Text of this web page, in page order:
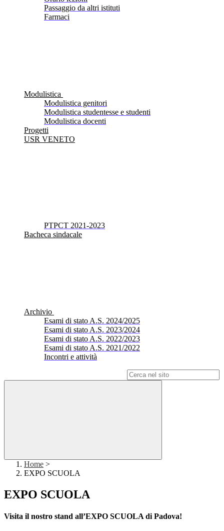
Passaggio da altri istituti
Farmaci
Modulistica
Modulistica genitori
Modulistica studentesse e studenti
Modulistica docenti
Progetti
USR VENETO
PTPCT 2021-2023
Bacheca sindacale
Archivio
Esami di stato A.S. 2024/2025
Esami di stato A.S. 2023/2024
Esami di stato A.S. 2022/2023
Esami di stato A.S. 2021/2022
Incontri e attività
Home >
EXPO SCUOLA
EXPO SCUOLA
Visita il nostro stand all’EXPO SCUOLA di Padova!